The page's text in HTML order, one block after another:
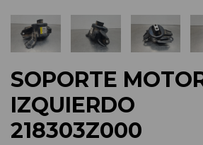
SOPORTE
IZQUIERDO
218303Z000